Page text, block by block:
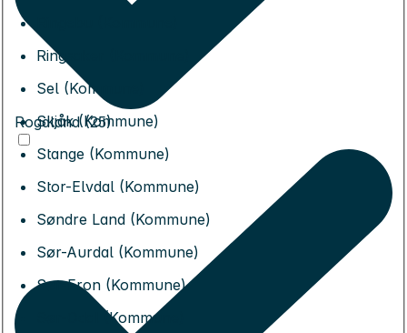
Ringsaker (Kommune)
Sel (Kommune)
Skjåk (Kommune)
Stange (Kommune)
Stor-Elvdal (Kommune)
Søndre Land (Kommune)
Sør-Aurdal (Kommune)
Sør-Fron (Kommune)
Sør-Odal (Kommune)
Rogaland (25)